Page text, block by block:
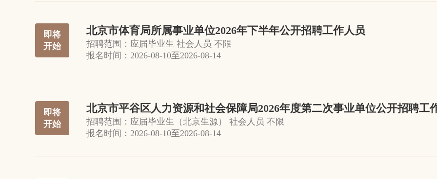
即将
开始
北京市体育局所属事业单位2026年下半年公开招聘工作人员
招聘范围： 应届毕业生 社会人员 不限
报名时间： 2026-08-10至2026-08-14
即将
开始
北京市平谷区人力资源和社会保障局2026年度第二次事业单位公开招聘工
招聘范围： 应届毕业生（北京生源） 社会人员 不限
报名时间： 2026-08-10至2026-08-14